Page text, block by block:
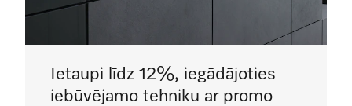
Ietaupi līdz 12%, iegādājoties
iebūvējamo tehniku ar promo